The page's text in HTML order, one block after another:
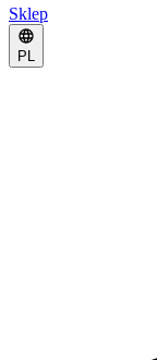
Sklep
PL